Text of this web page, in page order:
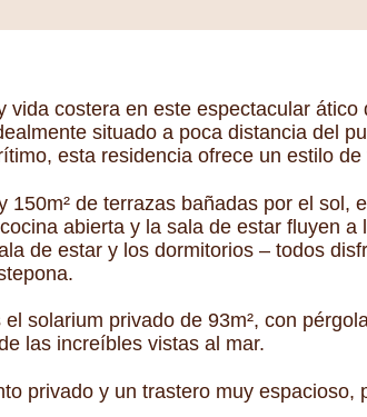
costera en este espectacular
situado a poca distancia del
esta residencia ofrece un estilo
de terrazas bañadas por el sol,
abierta y la sala de estar fluyen
de estar y los dormitorios – todos
solarium privado de 93m², con
las increíbles vistas al mar.
privado y un trastero muy espacioso,